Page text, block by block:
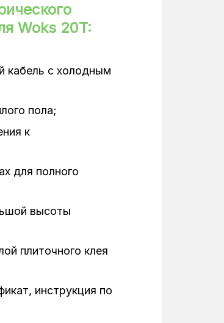
Woks 20T:
кабель с холодным
пола;
к
для полного
высоты
плиточного клея
инструкция по